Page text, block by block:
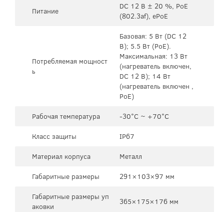
Питание
DC 12 В ± 20 %, PoE
(802.3af), ePoE
Потребляемая мощност
ь
Базовая: 5 Вт (DC 12
В); 5.5 Вт (PoE).
Максимальная: 13 Вт
(нагреватель включен,
DC 12 В); 14 Вт
(нагреватель включен ,
PoE)
Рабочая температура
-30°C ~ +70°C
Класс защиты
IP67
Материал корпуса
Металл
Габаритные размеры
291×103×97 мм
Габаритные размеры уп
аковки
365×175×176 мм